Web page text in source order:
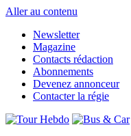
Aller au contenu
Newsletter
Magazine
Contacts rédaction
Abonnements
Devenez annonceur
Contacter la régie